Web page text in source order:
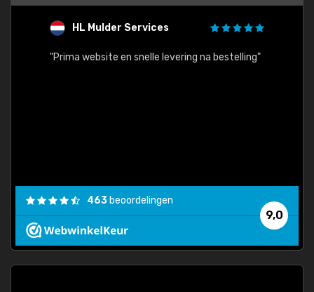
HL Mulder Services
"Prima website en snelle levering na bestelling"
9,0
463 beoordelingen